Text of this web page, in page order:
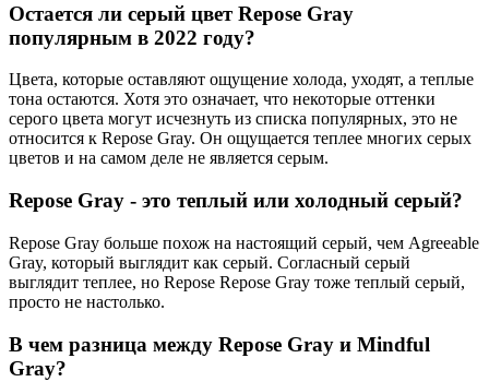
Остается ли серый цвет Repose Gray
популярным в 2022 году?
Цвета, которые оставляют ощущение холода, уходят, а теплые
тона остаются. Хотя это означает, что некоторые оттенки
серого цвета могут исчезнуть из списка популярных, это не
относится к Repose Gray. Он ощущается теплее многих серых
цветов и на самом деле не является серым.
Repose Gray - это теплый или холодный серый?
Repose Gray больше похож на настоящий серый, чем Agreeable
Gray, который выглядит как серый. Согласный серый
выглядит теплее, но Repose Repose Gray тоже теплый серый,
просто не настолько.
В чем разница между Repose Gray и Mindful
Gray?